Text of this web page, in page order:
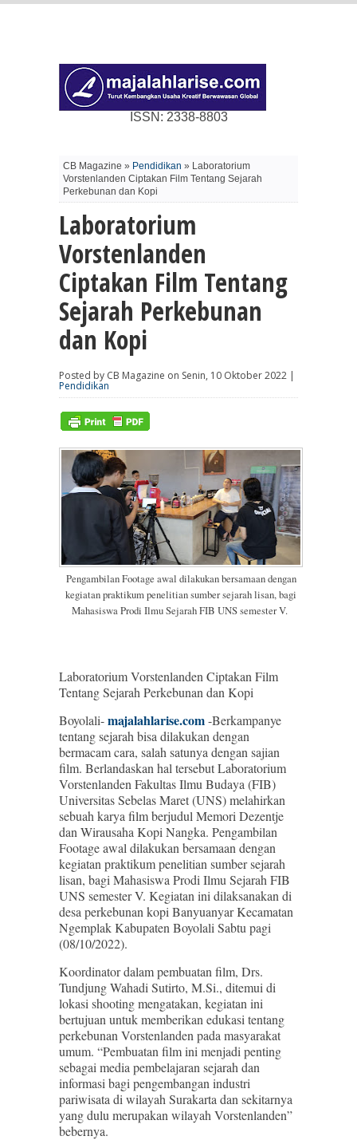
ISSN: 2338-8803
CB Magazine » Pendidikan » Laboratorium
Vorstenlanden Ciptakan Film Tentang Sejarah
Perkebunan dan Kopi
Laboratorium
Vorstenlanden
Ciptakan Film Tentang
Sejarah Perkebunan
dan Kopi
Posted by CB Magazine on Senin, 10 Oktober 2022 |
Pendidikan
Pengambilan Footage awal dilakukan bersamaan dengan
kegiatan praktikum penelitian sumber sejarah lisan, bagi
Mahasiswa Prodi Ilmu Sejarah FIB UNS semester V.
Laboratorium Vorstenlanden Ciptakan Film
Tentang Sejarah Perkebunan dan Kopi
Boyolali-majalahlarise.com-Berkampanye
tentang sejarah bisa dilakukan dengan
bermacam cara, salah satunya dengan sajian
film. Berlandaskan hal tersebut Laboratorium
Vorstenlanden Fakultas Ilmu Budaya (FIB)
Universitas Sebelas Maret (UNS) melahirkan
sebuah karya film berjudul Memori Dezentje
dan Wirausaha Kopi Nangka. Pengambilan
Footage awal dilakukan bersamaan dengan
kegiatan praktikum penelitian sumber sejarah
lisan, bagi Mahasiswa Prodi Ilmu Sejarah FIB
UNS semester V. Kegiatan ini dilaksanakan di
desa perkebunan kopi Banyuanyar Kecamatan
Ngemplak Kabupaten Boyolali Sabtu pagi
(08/10/2022).
Koordinator dalam pembuatan film, Drs.
Tundjung Wahadi Sutirto, M.Si., ditemui di
lokasi shooting mengatakan, kegiatan ini
bertujuan untuk memberikan edukasi tentang
perkebunan Vorstenlanden pada masyarakat
umum. “Pembuatan film ini menjadi penting
sebagai media pembelajaran sejarah dan
informasi bagi pengembangan industri
pariwisata di wilayah Surakarta dan sekitarnya
yang dulu merupakan wilayah Vorstenlanden”
bebernya.